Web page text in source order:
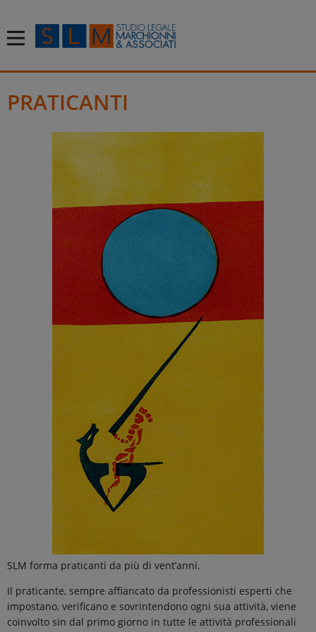
PRATICANTI
SLM forma praticanti da più di vent’anni.
Il praticante, sempre affiancato da professionisti esperti che
impostano, verificano e sovrintendono ogni sua attività, viene
coinvolto sin dal primo giorno in tutte le attività professionali